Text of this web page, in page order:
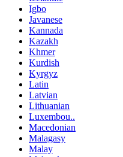
Igbo
Javanese
Kannada
Kazakh
Khmer
Kurdish
Kyrgyz
Latin
Latvian
Lithuanian
Luxembou..
Macedonian
Malagasy
Malay